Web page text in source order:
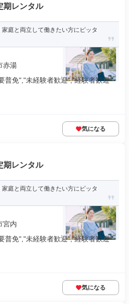
期レンタル
家庭と両立して働きたい方にピッタ
赤湯
普免","未経験者歓迎","経験者歓迎"
気になる
期レンタル
家庭と両立して働きたい方にピッタ
宮内
普免","未経験者歓迎","経験者歓迎"
気になる